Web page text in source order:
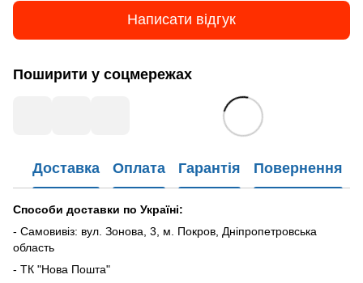
Написати відгук
Поширити у соцмережах
Доставка Оплата Гарантія Повернення
Способи доставки по Україні:
- Самовивіз: вул. Зонова, 3, м. Покров, Дніпропетровська
область
- ТК "Нова Пошта"